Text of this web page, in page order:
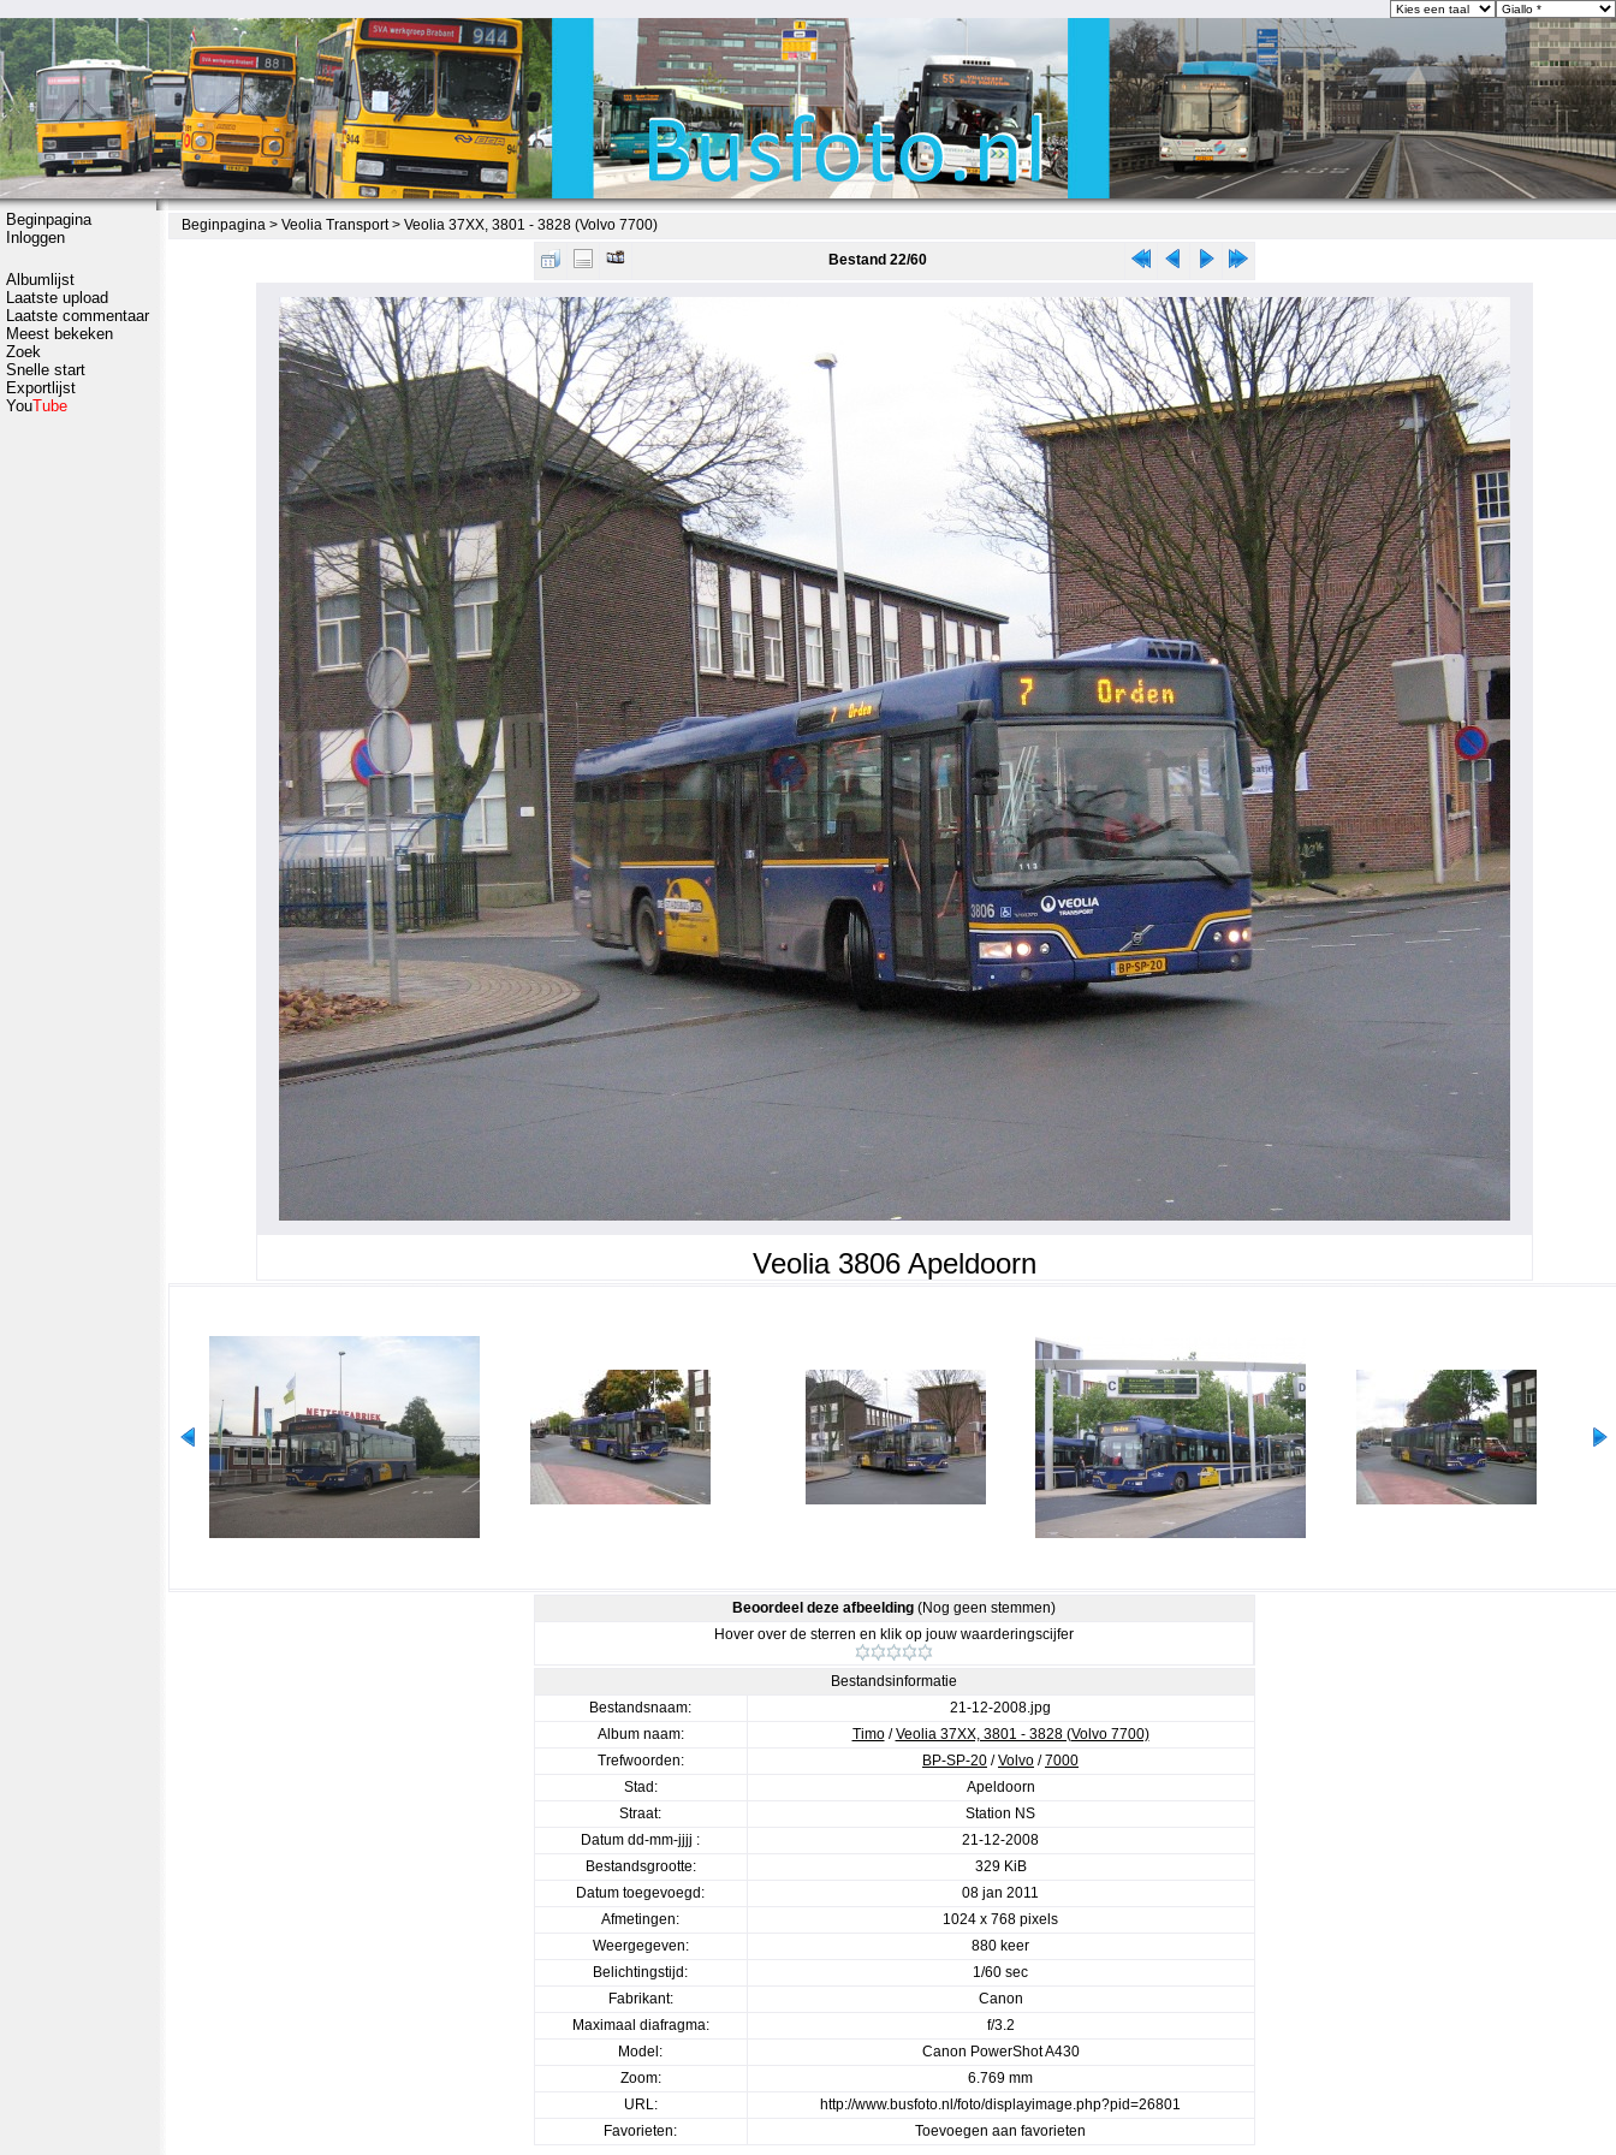
Beginpagina
Inloggen
Albumlijst
Laatste upload
Laatste commentaar
Meest bekeken
Zoek
Snelle start
Exportlijst
YouTube
Beginpagina > Veolia Transport> Veolia 37XX, 3801 - 3828 (Volvo 7700)
Bestand 22/60
Veolia 3806 Apeldoorn
Beoordeel deze afbeelding (Nog geen stemmen)
Hover over de sterren en klik op jouw waarderingscijfer
Bestandsinformatie
Bestandsnaam:
21-12-2008.jpg
Album naam:
Timo/Veolia 37XX, 3801 - 3828 (Volvo 7700)
Trefwoorden:
BP-SP-20 /Volvo /7000
Stad:
Apeldoorn
Straat:
Station NS
Datum dd-mm-jjjj :
21-12-2008
Bestandsgrootte:
329 KiB
Datum toegevoegd:
08 jan 2011
Afmetingen:
1024 x 768 pixels
Weergegeven:
880 keer
Belichtingstijd:
1/60 sec
Fabrikant:
Canon
Maximaal diafragma:
f/3.2
Model:
Canon PowerShot A430
Zoom:
6.769 mm
URL:
http://www.busfoto.nl/foto/displayimage.php?pid=26801
Favorieten:
Toevoegen aan favorieten